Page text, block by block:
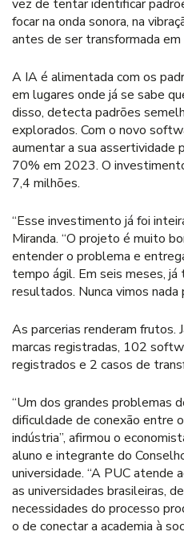
vez de tentar identificar
focar na onda sonora, na
antes de ser transformada em
A IA é alimentada com os
em lugares onde já se sabe
disso, detecta padrões
explorados. Com o novo
aumentar a sua assertividade
70% em 2023. O
7,4 milhões.
“Esse investimento já foi
Miranda. “O projeto é muito
entender o problema e
tempo ágil. Em seis meses, já
resultados. Nunca vimos nada
As parcerias renderam
marcas registradas, 102
registrados e 2 casos de
“Um dos grandes problemas
dificuldade de conexão entre
indústria”, afirmou o
aluno e integrante do
universidade. “A PUC atende
as universidades brasileiras,
necessidades do processo
o de conectar a academia à